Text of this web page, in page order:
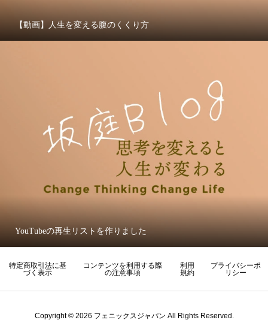
【動画】人生を変える腹のくくり方
YouTubeの再生リストを作りました
特定商取引法に基
づく表示
コンテンツを利用する際
の注意事項
利用
規約
プライバシーポ
リシー
Copyright © 2026 フェニックスジャパン All Rights Reserved.